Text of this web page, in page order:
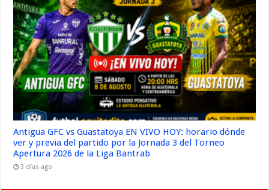
Antigua GFC vs Guastatoya EN VIVO HOY: horario dónde
ver y previa del partido por la Jornada 3 del Torneo
Apertura 2026 de la Liga Bantrab
3 días ago